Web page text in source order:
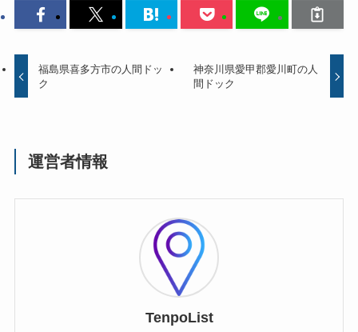
福島県喜多方市の人間ドッ
ク
神奈川県愛甲郡愛川町の人
間ドック
運営者情報
TenpoList